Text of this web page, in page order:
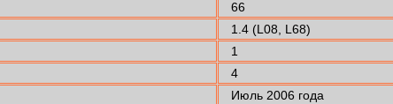
66
1.4 (L08, L68)
1
4
Июль 2006 года